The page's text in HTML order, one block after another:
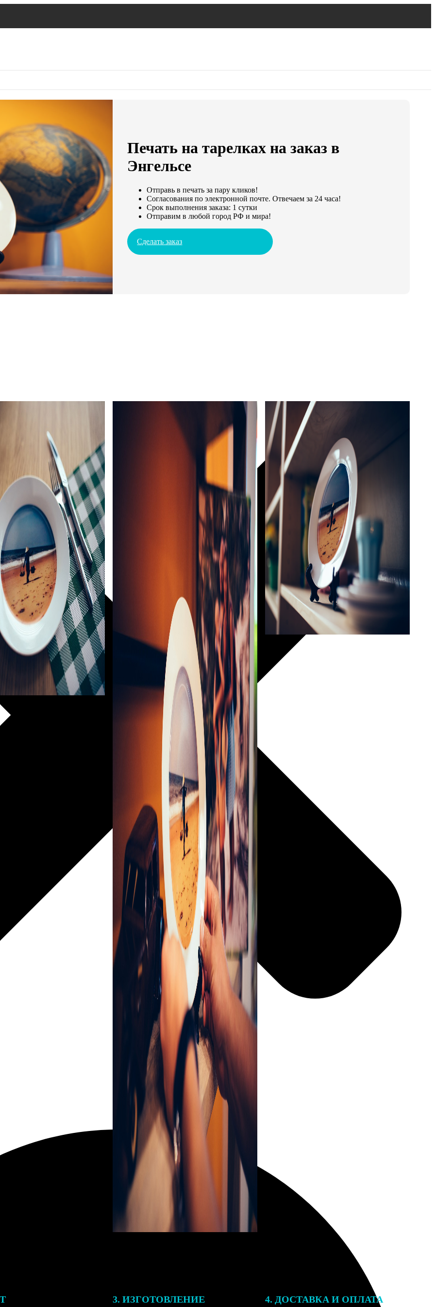
Печать на тарелках на заказ в
Энгельсе
Отправь в печать за пару кликов!
Согласования по электронной почте. Отвечаем за 24 часа!
Срок выполнения заказа: 1 сутки
Отправим в любой город РФ и мира!
Сделать заказ
3. ИЗГОТОВЛЕНИЕ 4. ДОСТАВКА И ОПЛАТА